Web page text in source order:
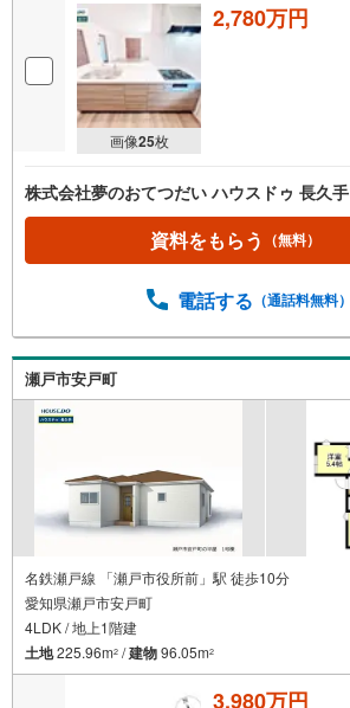
画像25枚
2,780万円
株式会社夢のおてつだい ハウスドゥ 長久手
資料をもらう （無料）
電話する （通話料無料）
瀬戸市安戸町
名鉄瀬戸線 「瀬戸市役所前」駅 徒歩10分
愛知県瀬戸市安戸町
4LDK / 地上1階建
土地225.96m2 /建物96.05m2
3,980万円